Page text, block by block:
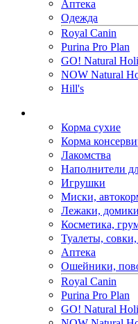
Аптека
Одежда
Royal Canin
Purina Pro Plan
GO! Natural
NOW Natural
Hill's
Корма сухие
Корма
Лакомства
Наполнители
Игрушки
Миски,
Лежаки,
Косметика,
Туалеты,
Аптека
Ошейники,
Royal Canin
Purina Pro Plan
GO! Natural